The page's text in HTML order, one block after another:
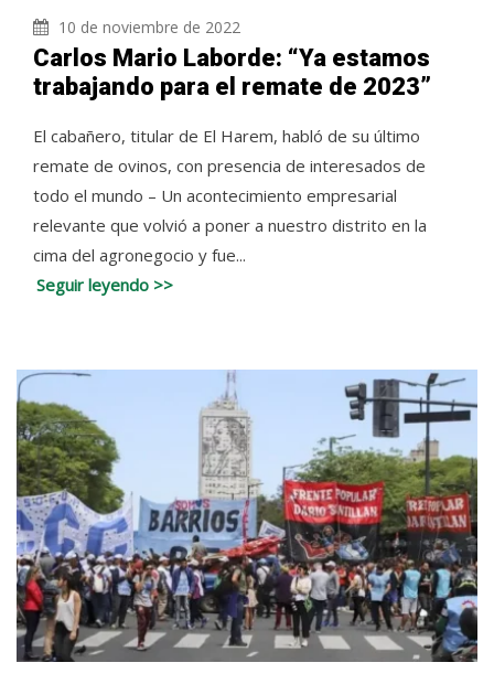
10 de noviembre de 2022
Carlos Mario Laborde: “Ya estamos
trabajando para el remate de 2023”
El cabañero, titular de El Harem, habló de su último
remate de ovinos, con presencia de interesados de
todo el mundo – Un acontecimiento empresarial
relevante que volvió a poner a nuestro distrito en la
cima del agronegocio y fue...
Seguir leyendo >>